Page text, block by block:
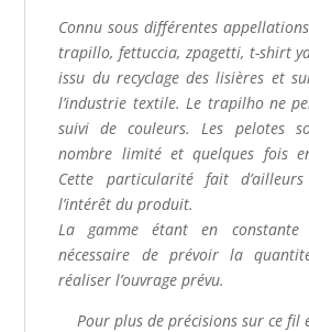
Connu sous différentes
trapillo, fettuccia, zpagetti, t-shirt
issu du recyclage des lisières et
l’industrie textile. Le trapilho ne
suivi de couleurs. Les pelotes
nombre limité et quelques fois
Cette particularité fait
l’intérêt du produit.
La gamme étant en
nécessaire de prévoir la
réaliser l’ouvrage prévu.
Pour plus de précisions sur ce fil